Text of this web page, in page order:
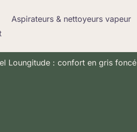
Aspirateurs & nettoyeurs vapeur
Loungitude : confort en gris foncé